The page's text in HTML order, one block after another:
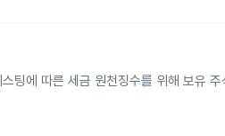
에 따른 세금 원천징수를 위해 보유